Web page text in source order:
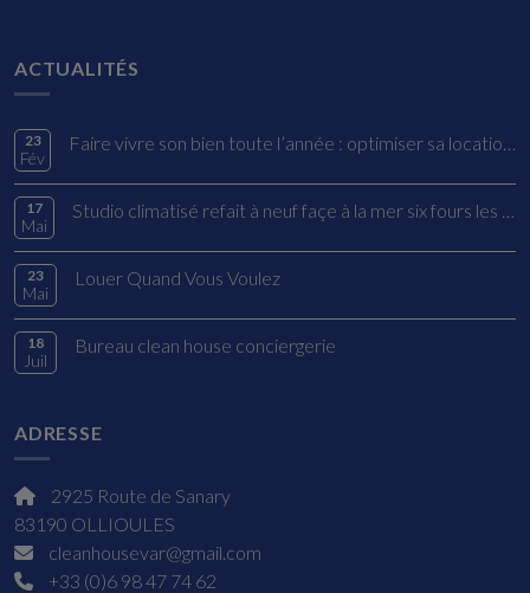
ACTUALITÉS
23
Fév
Faire vivre son bien toute l’année : optimiser sa location à Sanary-sur-Mer
17
Mai
Studio climatisé refait à neuf façe à la mer six fours les plages
23
Mai
Louer Quand Vous Voulez
18
Juil
Bureau clean house conciergerie
ADRESSE
2925 Route de Sanary
83190 OLLIOULES
cleanhousevar@gmail.com
+33 (0)6 98 47 74 62